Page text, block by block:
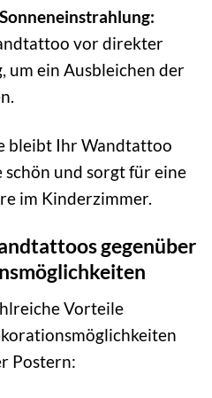
vor direkter
um ein Ausbleichen der
bleibt Ihr Wandtattoo
schön und sorgt für eine
im Kinderzimmer.
gegenüber
Vorteile
Postern: